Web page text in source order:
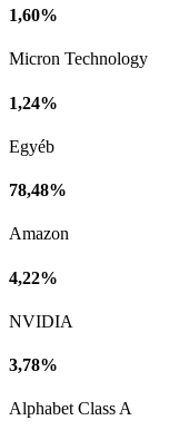
1,60%
Micron Technology
1,24%
Egyéb
78,48%
Amazon
4,22%
NVIDIA
3,78%
Alphabet Class A